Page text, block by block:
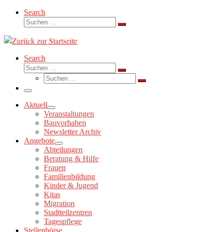
Search
Suche
Suchen …
Search
Suche
Suchen …
Suche
Suchen …
Menü
Aktuell
Veranstaltungen
Bauvorhaben
Newsletter Archiv
Angebote
Abteilungen
Beratung & Hilfe
Frauen
Familienbildung
Kinder & Jugend
Kitas
Migration
Stadtteilzentren
Tagespflege
Stellenbörse